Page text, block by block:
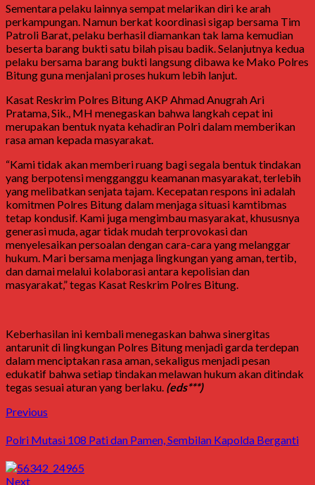
Sementara pelaku lainnya sempat melarikan diri ke arah
perkampungan. Namun berkat koordinasi sigap bersama Tim
Patroli Barat, pelaku berhasil diamankan tak lama kemudian
beserta barang bukti satu bilah pisau badik. Selanjutnya kedua
pelaku bersama barang bukti langsung dibawa ke Mako Polres
Bitung guna menjalani proses hukum lebih lanjut.
Kasat Reskrim Polres Bitung AKP Ahmad Anugrah Ari
Pratama, Sik., MH menegaskan bahwa langkah cepat ini
merupakan bentuk nyata kehadiran Polri dalam memberikan
rasa aman kepada masyarakat.
“Kami tidak akan memberi ruang bagi segala bentuk tindakan
yang berpotensi mengganggu keamanan masyarakat, terlebih
yang melibatkan senjata tajam. Kecepatan respons ini adalah
komitmen Polres Bitung dalam menjaga situasi kamtibmas
tetap kondusif. Kami juga mengimbau masyarakat, khususnya
generasi muda, agar tidak mudah terprovokasi dan
menyelesaikan persoalan dengan cara-cara yang melanggar
hukum. Mari bersama menjaga lingkungan yang aman, tertib,
dan damai melalui kolaborasi antara kepolisian dan
masyarakat,” tegas Kasat Reskrim Polres Bitung.
Keberhasilan ini kembali menegaskan bahwa sinergitas
antarunit di lingkungan Polres Bitung menjadi garda terdepan
dalam menciptakan rasa aman, sekaligus menjadi pesan
edukatif bahwa setiap tindakan melawan hukum akan ditindak
tegas sesuai aturan yang berlaku. (eds***)
Previous
Polri Mutasi 108 Pati dan Pamen, Sembilan Kapolda Berganti
Next